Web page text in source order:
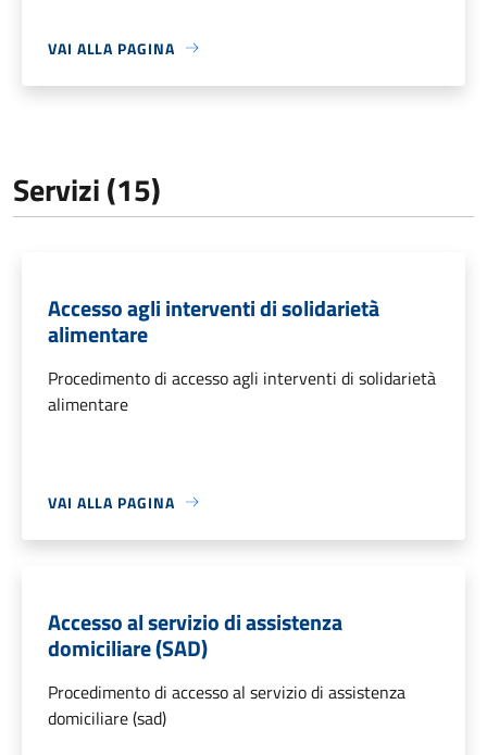
VAI ALLA PAGINA
Servizi (15)
Accesso agli interventi di solidarietà
alimentare
Procedimento di accesso agli interventi di solidarietà
alimentare
VAI ALLA PAGINA
Accesso al servizio di assistenza
domiciliare (SAD)
Procedimento di accesso al servizio di assistenza
domiciliare (sad)